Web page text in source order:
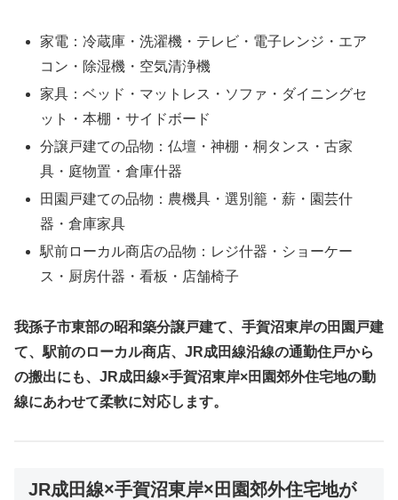
家電：冷蔵庫・洗濯機・テレビ・電子レンジ・エア
コン・除湿機・空気清浄機
家具：ベッド・マットレス・ソファ・ダイニングセ
ット・本棚・サイドボード
分譲戸建ての品物：仏壇・神棚・桐タンス・古家
具・庭物置・倉庫什器
田園戸建ての品物：農機具・選別籠・薪・園芸什
器・倉庫家具
駅前ローカル商店の品物：レジ什器・ショーケー
ス・厨房什器・看板・店舗椅子
我孫子市東部の昭和築分譲戸建て、手賀沼東岸の田園戸建
て、駅前のローカル商店、JR成田線沿線の通勤住戸から
の搬出にも、JR成田線×手賀沼東岸×田園郊外住宅地の動
線にあわせて柔軟に対応します。
JR成田線×手賀沼東岸×田園郊外住宅地が